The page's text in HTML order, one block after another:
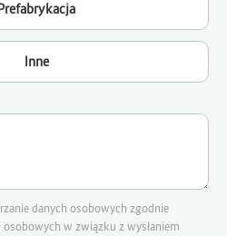
Inne
danych osobowych zgodnie
w związku z wysłaniem